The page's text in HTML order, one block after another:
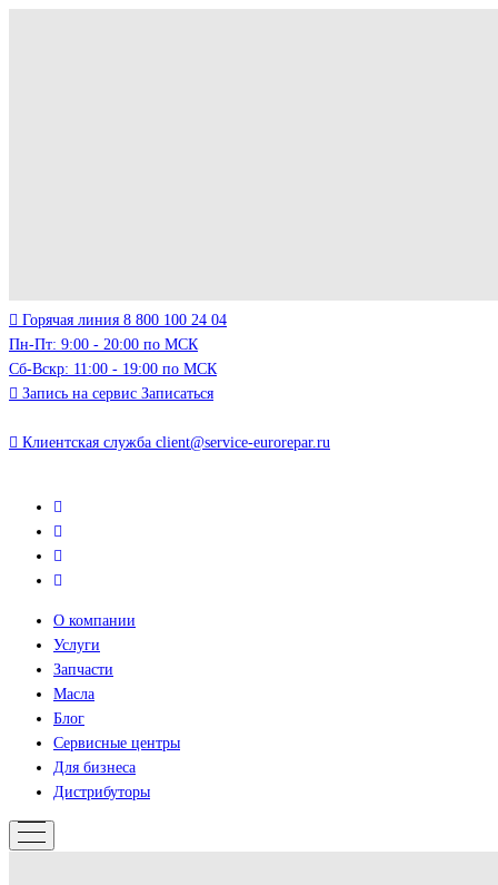
Горячая линия 8 800 100 24 04
Пн-Пт: 9:00 - 20:00 по МСК
Сб-Вскр: 11:00 - 19:00 по МСК
Запись на сервис Записаться
Клиентская служба client@service-eurorepar.ru
О компании
Услуги
Запчасти
Масла
Блог
Сервисные центры
Для бизнеса
Дистрибуторы